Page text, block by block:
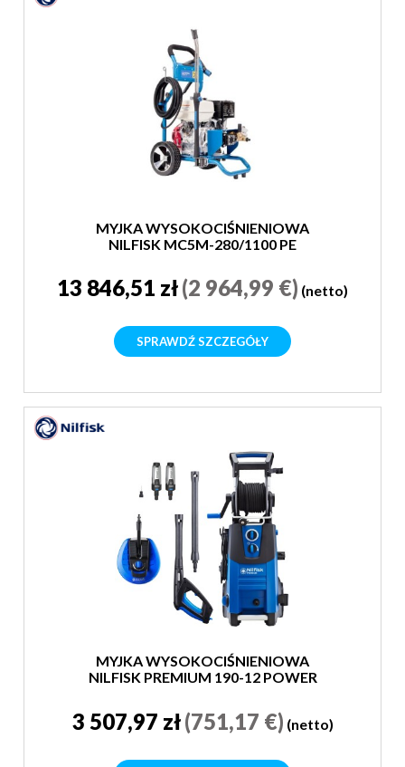
MYJKA WYSOKOCIŚNIENIOWA
NILFISK MC5M-280/1100 PE
13 846,51 zł(2 964,99 €) (netto)
SPRAWDŹ SZCZEGÓŁY
MYJKA WYSOKOCIŚNIENIOWA
NILFISK PREMIUM 190-12 POWER
3 507,97 zł(751,17 €) (netto)